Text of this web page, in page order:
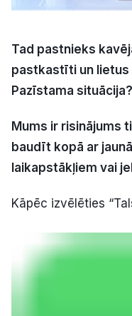
Politiskā
Tad pastnieks
pastkastīti un
Pazīstama situācija?
Mums ir risinājums
baudīt kopā ar
laikapstākļiem vai
Kāpēc izvēlēties